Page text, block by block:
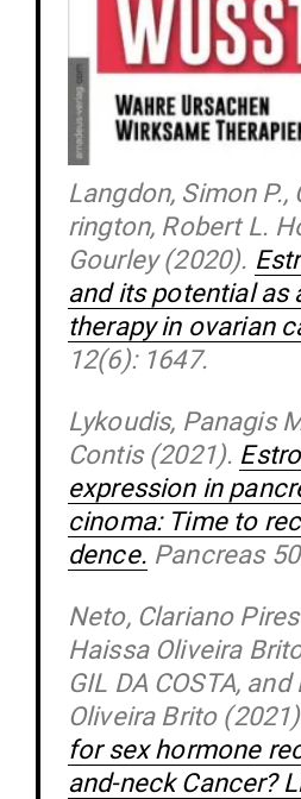
Langdon, Simon
rington, Robert L.
Gourley (2020).
and its potential as
therapy in ovarian
12(6): 1647.
Lykoudis, Panagis
Contis (2021).
expression in
cinoma: Time to
dence. Pan­creas
Neto, Cla­riano
Haissa Oli­veira
GIL DA COSTA,
Oli­veira Brito
for sex hormone
and-neck Cancer?